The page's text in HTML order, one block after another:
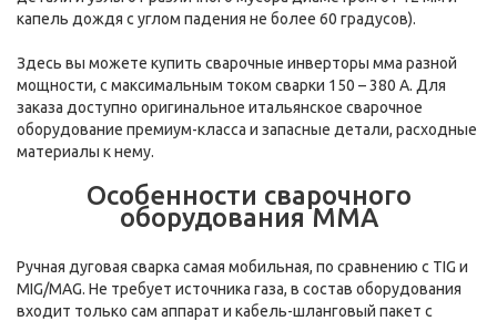
капель дождя с углом падения не более 60 градусов).
Здесь вы можете купить сварочные инверторы мма разной
мощности, с максимальным током сварки 150 – 380 А. Для
заказа доступно оригинальное итальянское сварочное
оборудование премиум-класса и запасные детали, расходные
материалы к нему.
Особенности сварочного
оборудования MMA
Ручная дуговая сварка самая мобильная, по сравнению с TIG и
MIG/MAG. Не требует источника газа, в состав оборудования
входит только сам аппарат и кабель-шланговый пакет с